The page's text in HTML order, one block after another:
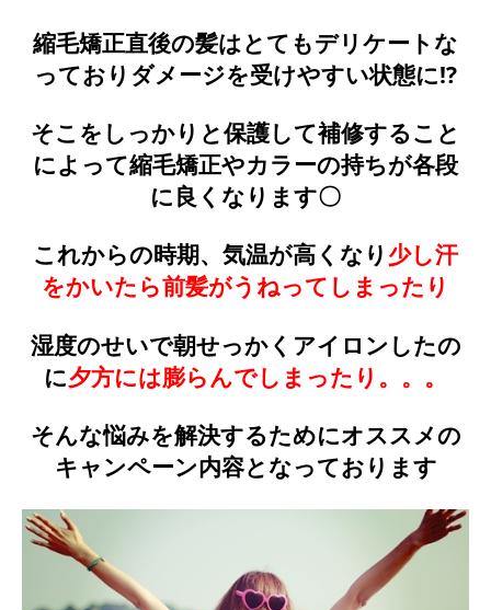
縮毛矯正直後の髪はとてもデリケートな
っておりダメージを受けやすい状態に!?
そこをしっかりと保護して補修すること
によって縮毛矯正やカラーの持ちが各段
に良くなります〇
これからの時期、気温が高くなり 少し汗
をかいたら前髪がうねってしまったり
湿度のせいで朝せっかくアイロンしたの
に夕方には膨らんでしまったり。。。
そんな悩みを解決するためにオススメの
キャンペーン内容となっております